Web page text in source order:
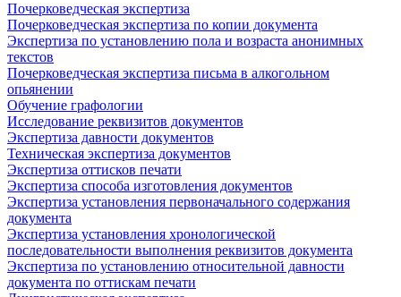
Почерковедческая экспертиза
Почерковедческая экспертиза по копии документа
Экспертиза по установлению пола и возраста анонимных
текстов
Почерковедческая экспертиза письма в алкогольном
опьянении
Обучение графологии
Исследование реквизитов документов
Экспертиза давности документов
Техническая экспертиза документов
Экспертиза оттисков печати
Экспертиза способа изготовления документов
Экспертиза установления первоначального содержания
документа
Экспертиза установления хронологической
последовательности выполнения реквизитов документа
Экспертиза по установлению относительной давности
документа по оттискам печати